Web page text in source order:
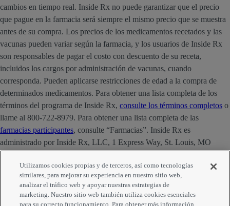
cambios en tiempo real. Inside Rx no puede garantizar que el precio
que pague en la farmacia será siempre el mismo precio que se muestra
antes de su compra. Los precios de los medicamentos recetados y las
vacunas pueden variar según la farmacia, y los usuarios de Inside Rx
son responsables de pagar el costo con descuento de su receta,
incluidos los cargos por administración de vacunas, cuando
corresponda. Pueden aplicarse restricciones de edad a la compra de
determinados medicamentos. Para obtener una lista completa de los
términos del programa de Inside Rx, consulte los términos completos o
llame al 800-722-8979. Para obtener una lista completa de las
farmacias participantes, consulte “Farmacias”. Inside Rx es
administrado por Inside Rx, LLC, 1 Express Way, St. Louis, MO
Strategic Development, Inc.
Utilizamos cookies propias y de terceros, así como tecnologías
similares, para mejorar su experiencia en nuestro sitio web,
analizar el tráfico web y apoyar nuestras estrategias de
marketing. Nuestro sitio web también utiliza cookies esenciales
para su correcto funcionamiento. Para obtener más información,